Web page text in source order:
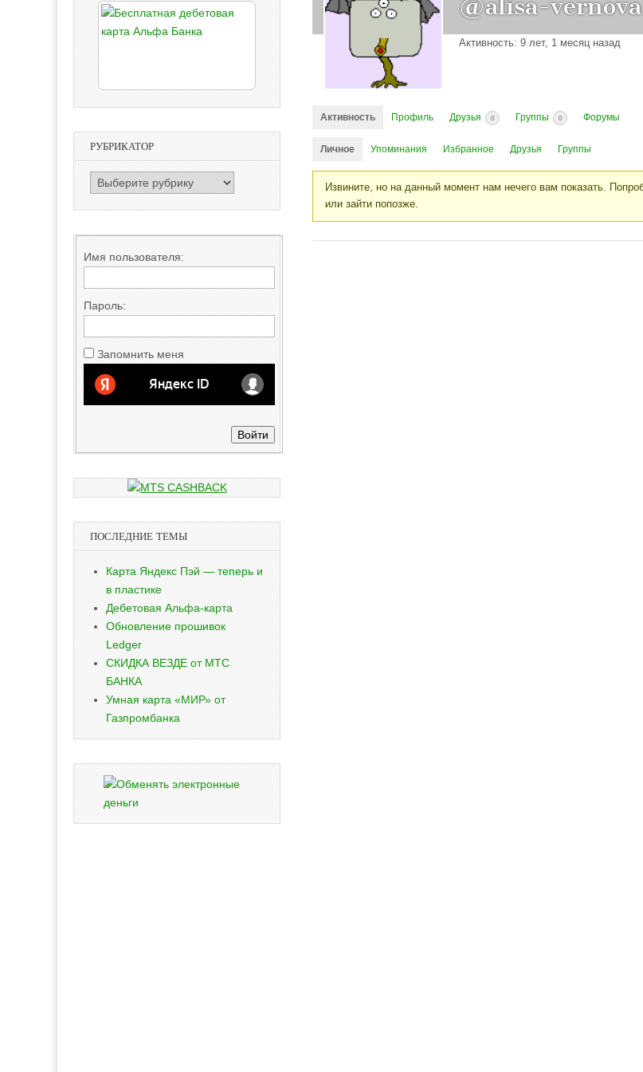
@alisa-vernova
Активность: 9 лет, 1 месяц назад
Активность Профиль Друзья 0 Группы 0 Форумы
Личное Упоминания Избранное Друзья Группы
Извините, но на данный момент нам нечего вам показать.
или зайти попозже.
РУБРИКАТОР
РУБРИКАТОР
Имя пользователя:
Пароль:
Запомнить меня
Войти
ПОСЛЕДНИЕ ТЕМЫ
Карта Яндекс Пэй — теперь и
в пластике
Дебетовая Альфа-карта
Обновление прошивок
Ledger
СКИДКА ВЕЗДЕ от МТС
БАНКА
Умная карта «МИР» от
Газпромбанка